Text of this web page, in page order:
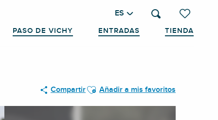
Voir les
Buscar
ES
PASO DE VICHY ENTRADAS TIENDA
CompartirAjouter aux favoris
Añadir a mis favoritos